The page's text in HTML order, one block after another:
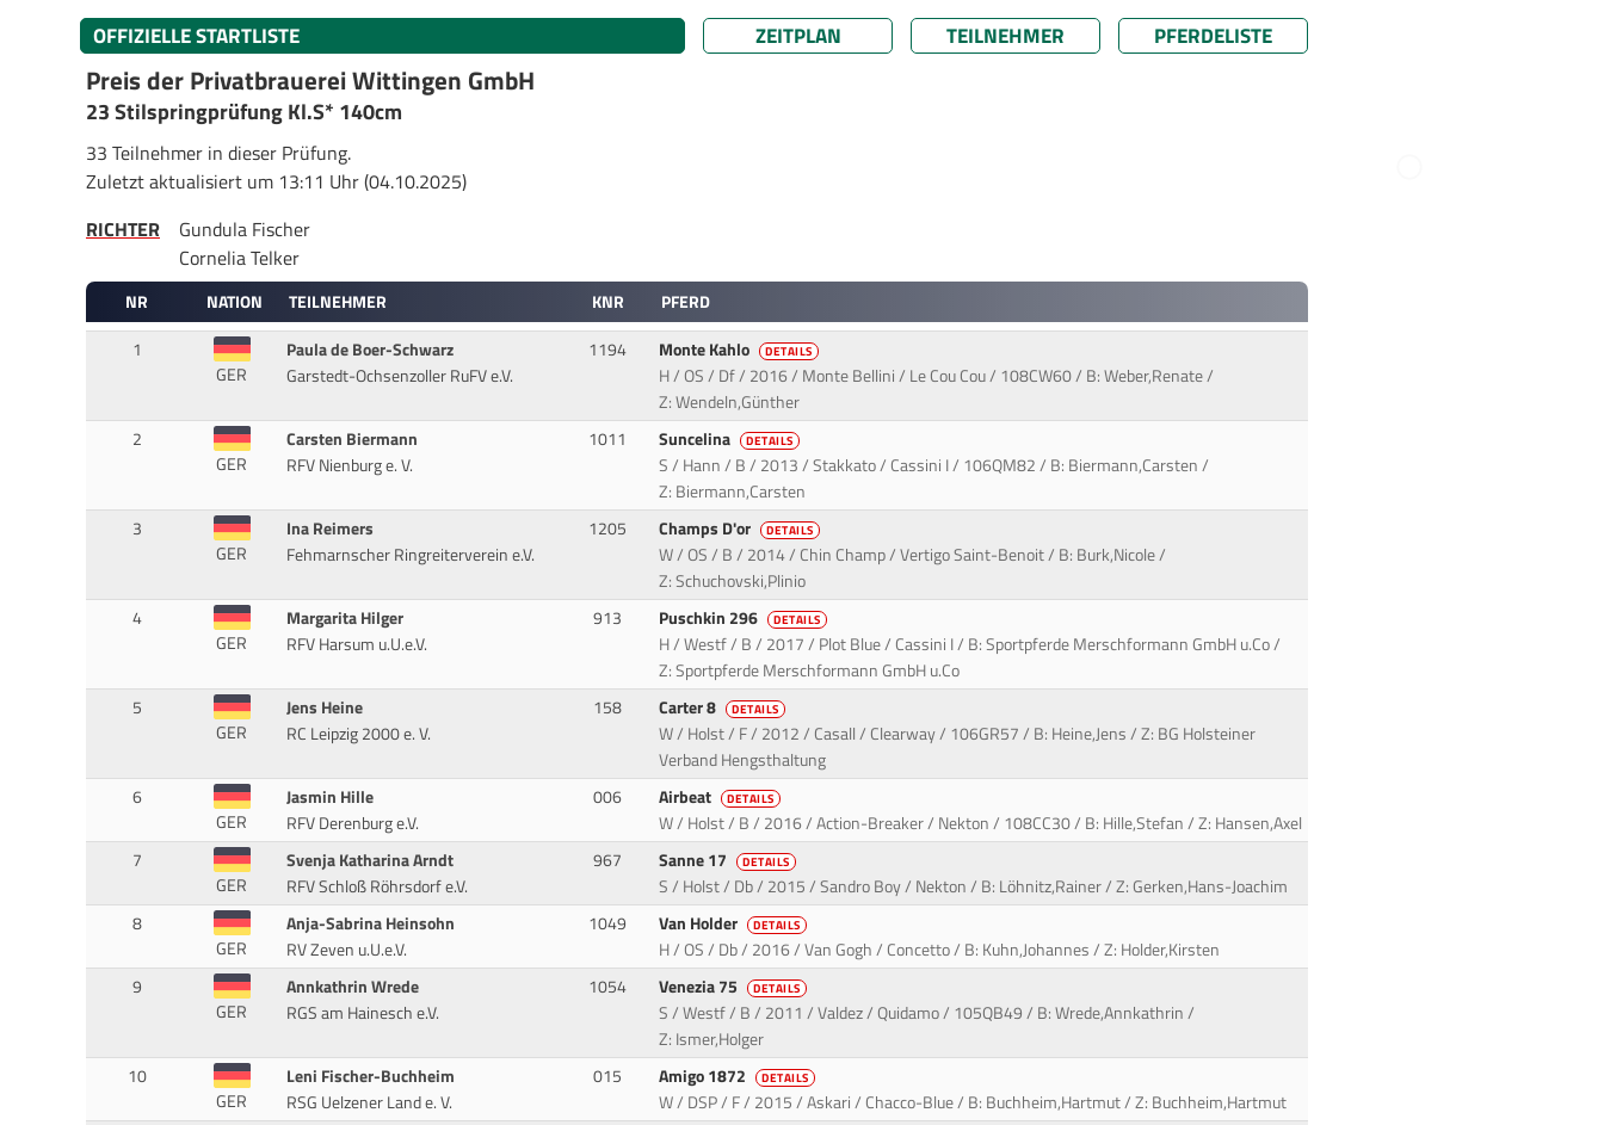
OFFIZIELLE STARTLISTE ZEITPLAN TEILNEHMER PFERDELISTE
Preis der Privatbrauerei Wittingen GmbH
23 Stilspringprüfung Kl.S* 140cm
33 Teilnehmer in dieser Prüfung.
Zuletzt aktualisiert um 13:11 Uhr (04.10.2025)
RICHTER
Gundula Fischer
Cornelia Telker
NR NATION TEILNEHMER KNR
PFERD
1
GER
Paula de Boer-Schwarz
Garstedt-Ochsenzoller RuFV e.V.
1194 Monte Kahlo DETAILS
H / OS / Df / 2016 / Monte Bellini / Le Cou Cou / 108CW60 / B: Weber,Renate /
Z: Wendeln,Günther
2
GER
Carsten Biermann
RFV Nienburg e. V.
1011 Suncelina DETAILS
S / Hann / B / 2013 / Stakkato / Cassini I / 106QM82 / B: Biermann,Carsten /
Z: Biermann,Carsten
3
GER
Ina Reimers
Fehmarnscher Ringreiterverein e.V.
1205 Champs D'or DETAILS
W / OS / B / 2014 / Chin Champ / Vertigo Saint-Benoit / B: Burk,Nicole /
Z: Schuchovski,Plinio
4
GER
Margarita Hilger
RFV Harsum u.U.e.V.
913 Puschkin 296 DETAILS
H / Westf / B / 2017 / Plot Blue / Cassini I / B: Sportpferde Merschformann GmbH u.Co /
Z: Sportpferde Merschformann GmbH u.Co
5
GER
Jens Heine
RC Leipzig 2000 e. V.
158 Carter 8 DETAILS
W / Holst / F / 2012 / Casall / Clearway / 106GR57 / B: Heine,Jens / Z: BG Holsteiner
Verband Hengsthaltung
6
GER
Jasmin Hille
RFV Derenburg e.V.
006 Airbeat DETAILS
W / Holst / B / 2016 / Action-Breaker / Nekton / 108CC30 / B: Hille,Stefan / Z: Hansen,Axel
7
GER
Svenja Katharina Arndt
RFV Schloß Röhrsdorf e.V.
967 Sanne 17 DETAILS
S / Holst / Db / 2015 / Sandro Boy / Nekton / B: Löhnitz,Rainer / Z: Gerken,Hans-Joachim
8
GER
Anja-Sabrina Heinsohn
RV Zeven u.U.e.V.
1049 Van Holder DETAILS
H / OS / Db / 2016 / Van Gogh / Concetto / B: Kuhn,Johannes / Z: Holder,Kirsten
9
GER
Annkathrin Wrede
RGS am Hainesch e.V.
1054 Venezia 75 DETAILS
S / Westf / B / 2011 / Valdez / Quidamo / 105QB49 / B: Wrede,Annkathrin /
Z: Ismer,Holger
10
GER
Leni Fischer-Buchheim
RSG Uelzener Land e. V.
015 Amigo 1872 DETAILS
W / DSP / F / 2015 / Askari / Chacco-Blue / B: Buchheim,Hartmut / Z: Buchheim,Hartmut